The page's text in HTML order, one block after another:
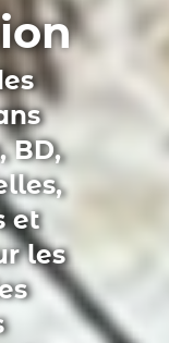
BD,
et
les